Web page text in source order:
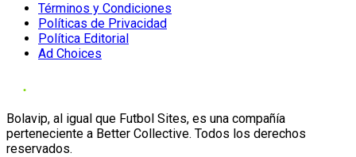
Términos y Condiciones
Políticas de Privacidad
Política Editorial
Ad Choices
Bolavip, al igual que Futbol Sites, es una compañía
perteneciente a Better Collective. Todos los derechos
reservados.